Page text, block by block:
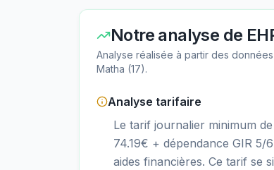
Notre analyse de
Analyse réalisée à partir des
Matha (17).
Analyse tarifaire
Le tarif journalier minimum
74.19€ + dépendance GIR 5/
aides financières. Ce tarif se